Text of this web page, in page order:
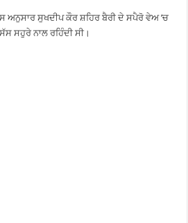
ਅਨੁਸਾਰ ਸੁਖਦੀਪ ਕੌਰ ਸ਼ਹਿਰ ਬੈਰੀ ਦੇ ਸਪੈਰੋ ਵੇਅ ’ਚ
ਸਹੁਰੇ ਨਾਲ ਰਹਿੰਦੀ ਸੀ।